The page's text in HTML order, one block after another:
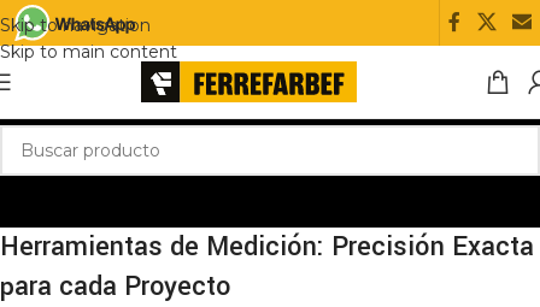
Skip to navigation
Skip to main content
Herramientas de Medición: Precisión Exacta
para cada Proyecto